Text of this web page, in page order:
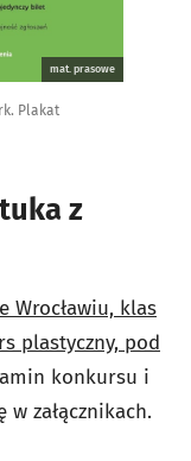
mat. prasowe
Plakat
z
Wrocławiu, klas
plastyczny, pod
konkursu i
załącznikach.